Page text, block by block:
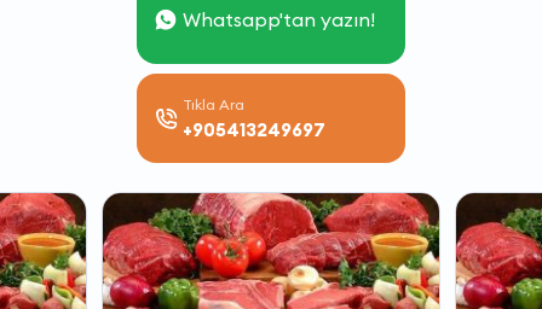
Whatsapp'tan yazın!
Tıkla Ara
+905413249697